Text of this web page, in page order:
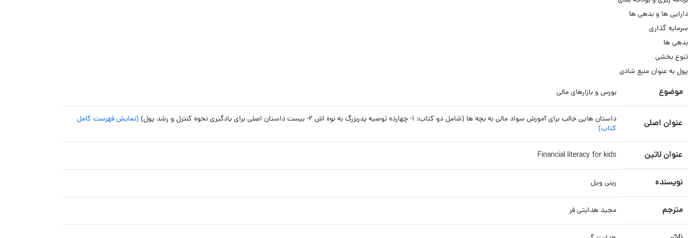
دارایی ها و بدهی ها
سرمایه گذاری
بدهی ها
تنوع بخشی
پول به عنوان منبع شادی
موضوع بورس و بازارهای مالی
عنوان اصلی داستان هایی جالب برای آموزش سواد مالی به بچه ها (شامل دو کتاب: ۱- چهارده توصیه پدربزرگ به نوه اش ۲- بیست داستان اصلی برای یادگیری نحوه کنترل و رشد پول)
(نمایش فهرست کامل
کتاب)
عنوان لاتین Financial literacy for kids
نویسنده رینی ویل
مترجم مجید هدایتی فر